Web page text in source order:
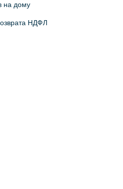
54, к.3
на Кондратьевском
на дому
НДФЛ